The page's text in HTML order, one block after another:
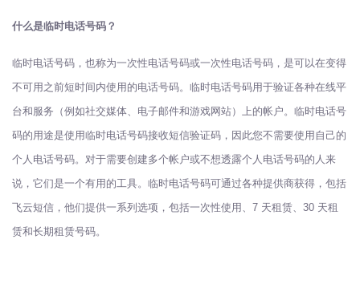
什么是临时电话号码？
临时电话号码，也称为一次性电话号码或一次性电话号码，是可以在变得
不可用之前短时间内使用的电话号码。临时电话号码用于验证各种在线平
台和服务（例如社交媒体、电子邮件和游戏网站）上的帐户。临时电话号
码的用途是使用临时电话号码接收短信验证码，因此您不需要使用自己的
个人电话号码。对于需要创建多个帐户或不想透露个人电话号码的人来
说，它们是一个有用的工具。临时电话号码可通过各种提供商获得，包括
飞云短信，他们提供一系列选项，包括一次性使用、7 天租赁、30 天租
赁和长期租赁号码。